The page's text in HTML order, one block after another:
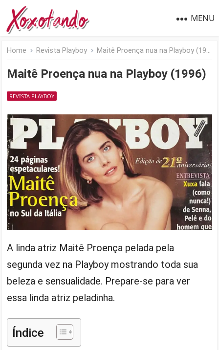
MENU
Home Revista Playboy Maitê Proença nua na Playboy (1996)
Maitê Proença nua na Playboy (1996)
REVISTA PLAYBOY
A linda atriz Maitê Proença pelada pela
segunda vez na Playboy mostrando toda sua
beleza e sensualidade. Prepare-se para ver
essa linda atriz peladinha.
Índice